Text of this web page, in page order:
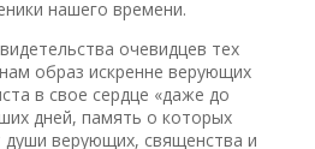
нашего времени.
очевидцев тех
образ искренне верующих
в свое сердце «даже до
дней, память о которых
души верующих, священства и